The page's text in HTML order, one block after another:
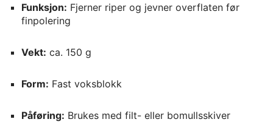
Funksjon: Fjerner riper og jevner overflaten før
finpolering
Vekt: ca. 150 g
Form: Fast voksblokk
Påføring: Brukes med filt- eller bomullsskiver